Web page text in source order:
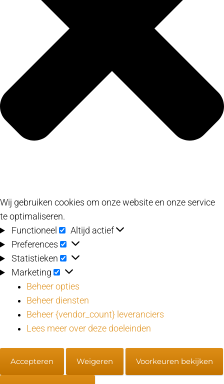
Wij gebruiken cookies om onze website en onze service
te optimaliseren.
Functioneel
Functioneel
Altijd actief
Preferences
Preferences
Statistieken Statistieken
Marketing Marketing
Beheer opties
Beheer diensten
Beheer {vendor_count} leveranciers
Lees meer over deze doeleinden
Accepteren Weigeren Voorkeuren bekijken